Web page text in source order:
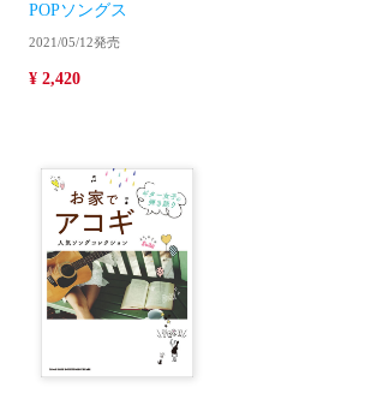
POPソングス
2021/05/12発売
¥ 2,420